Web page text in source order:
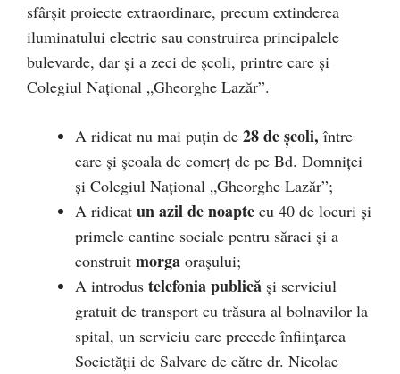
sfârșit proiecte extraordinare, precum extinderea
iluminatului electric sau construirea principalele
bulevarde, dar şi a zeci de școli, printre care și
Colegiul Național „Gheorghe Lazăr”.
A ridicat nu mai puţin de 28 de școli, între
care şi școala de comerț de pe Bd. Domniţei
şi Colegiul Național „Gheorghe Lazăr”;
A ridicat un azil de noapte cu 40 de locuri și
primele cantine sociale pentru săraci și a
construit morga oraşului;
A introdus telefonia publică şi serviciul
gratuit de transport cu trăsura al bolnavilor la
spital, un serviciu care precede înfiinţarea
Societăţii de Salvare de către dr. Nicolae